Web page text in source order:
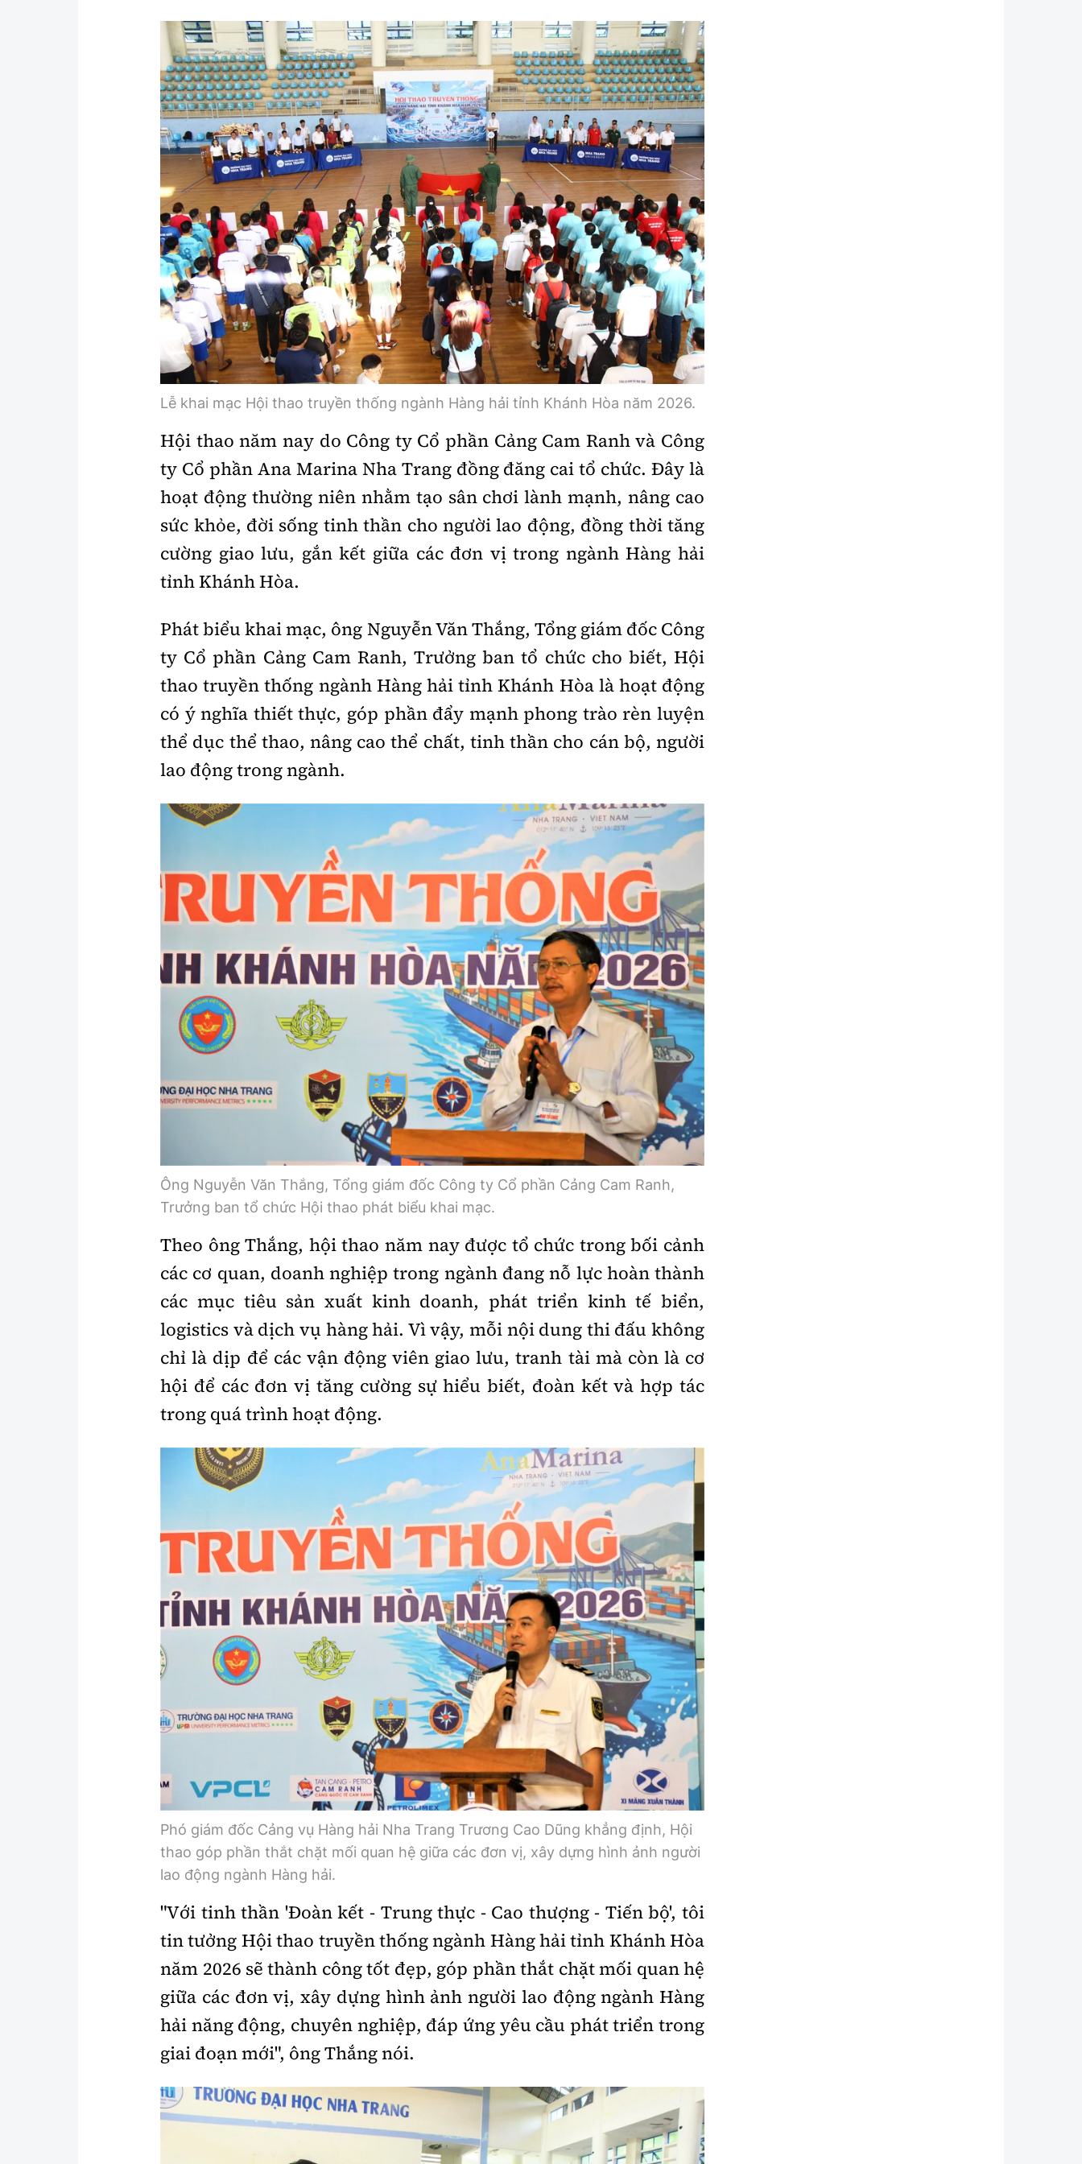
Lao động - Công đoàn
Showbiz
Điện ảnh
Âm nhạc
Bình luận
Hậu trường sao
360 độ thể thao
Sản phẩm mới
AI
Tư vấn
Thời sự Quốc tế
Hồ sơ tài liệu
Thế giới giao thông
Thế giới xây dựng
Đi ++
Du lịch
Khám phá
Lối sống
Ẩm thực
Video
Thời sự
Khám phá
Camera giao thông
Câu chuyện giao thông
Lăng kính xây dựng
Giải trí - Thể thao
Lễ khai mạc Hội thao truyền thống ngành Hàng hải tỉnh Khánh Hòa năm 2026.
Hội thao năm nay do Công ty Cổ phần Cảng Cam Ranh và Công
ty Cổ phần Ana Marina Nha Trang đồng đăng cai tổ chức. Đây là
hoạt động thường niên nhằm tạo sân chơi lành mạnh, nâng cao
sức khỏe, đời sống tinh thần cho người lao động, đồng thời tăng
cường giao lưu, gắn kết giữa các đơn vị trong ngành Hàng hải
tỉnh Khánh Hòa.
Phát biểu khai mạc, ông Nguyễn Văn Thắng, Tổng giám đốc Công
ty Cổ phần Cảng Cam Ranh, Trưởng ban tổ chức cho biết, Hội
thao truyền thống ngành Hàng hải tỉnh Khánh Hòa là hoạt động
có ý nghĩa thiết thực, góp phần đẩy mạnh phong trào rèn luyện
thể dục thể thao, nâng cao thể chất, tinh thần cho cán bộ, người
lao động trong ngành.
Ông Nguyễn Văn Thắng, Tổng giám đốc Công ty Cổ phần Cảng Cam Ranh,
Trưởng ban tổ chức Hội thao phát biểu khai mạc.
Theo ông Thắng, hội thao năm nay được tổ chức trong bối cảnh
các cơ quan, doanh nghiệp trong ngành đang nỗ lực hoàn thành
các mục tiêu sản xuất kinh doanh, phát triển kinh tế biển,
logistics và dịch vụ hàng hải. Vì vậy, mỗi nội dung thi đấu không
chỉ là dịp để các vận động viên giao lưu, tranh tài mà còn là cơ
hội để các đơn vị tăng cường sự hiểu biết, đoàn kết và hợp tác
trong quá trình hoạt động.
Phó giám đốc Cảng vụ Hàng hải Nha Trang Trương Cao Dũng khẳng định, Hội
thao góp phần thắt chặt mối quan hệ giữa các đơn vị, xây dựng hình ảnh người
lao động ngành Hàng hải.
"Với tinh thần 'Đoàn kết - Trung thực - Cao thượng - Tiến bộ', tôi
tin tưởng Hội thao truyền thống ngành Hàng hải tỉnh Khánh Hòa
năm 2026 sẽ thành công tốt đẹp, góp phần thắt chặt mối quan hệ
giữa các đơn vị, xây dựng hình ảnh người lao động ngành Hàng
hải năng động, chuyên nghiệp, đáp ứng yêu cầu phát triển trong
giai đoạn mới", ông Thắng nói.